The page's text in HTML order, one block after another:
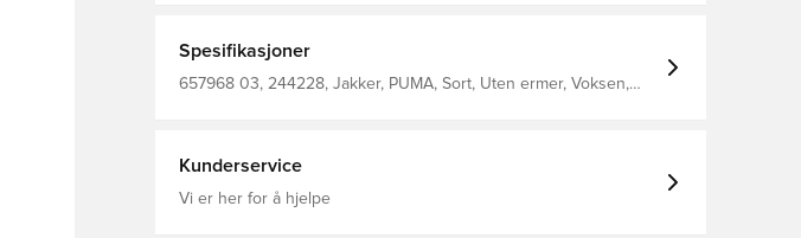
Spesifikasjoner
657968 03, 244228, Jakker, PUMA, Sort, Uten ermer, Voksen,
Kunderservice
Vi er her for å hjelpe